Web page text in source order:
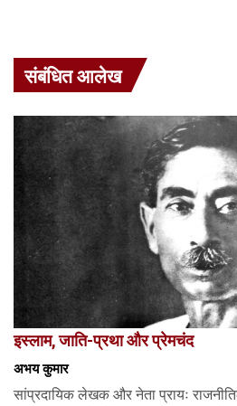
संबंधित आलेख
इस्लाम, जाति-प्रथा और प्रेमचंद
अभय कुमार
सांप्रदायिक लेखक और नेता प्रायः